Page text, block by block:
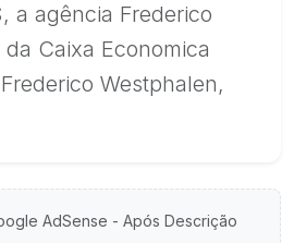
a agência Frederico
Caixa Economica
Westphalen,
AdSense - Após Descrição